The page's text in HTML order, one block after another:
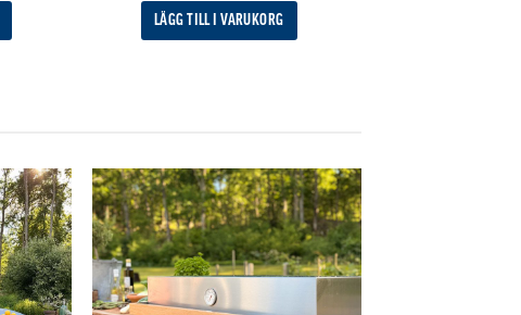
priset
var:
priset
är:
LÄGG TILL I VARUKORG